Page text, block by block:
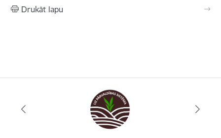
Drukāt lapu